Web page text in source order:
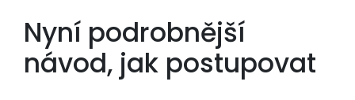
Nyní podrobnější
návod, jak postupovat